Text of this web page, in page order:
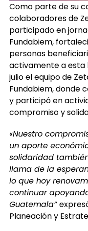
Como parte de su
colaboradores de
participado en
Fundabiem,
personas
activamente a esta
julio el equipo de
Fundabiem, donde
y participó en
compromiso y
«Nuestro
unaporte
solidaridad
llama de la
lo que hoy
continuar
Guatemala”
Planeación y